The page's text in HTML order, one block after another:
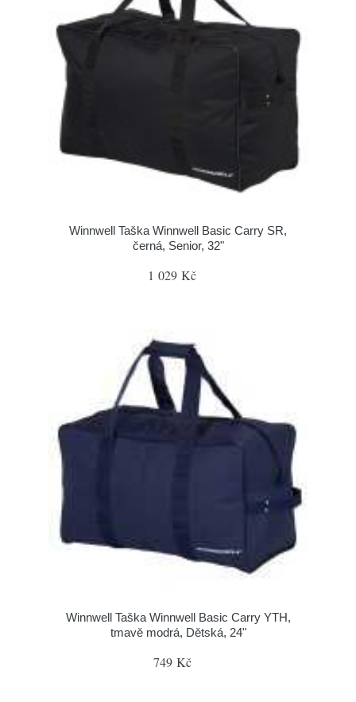
Winnwell Taška Winnwell Basic Carry SR,
černá, Senior, 32"
1 029 Kč
Winnwell Taška Winnwell Basic Carry YTH,
tmavě modrá, Dětská, 24"
749 Kč